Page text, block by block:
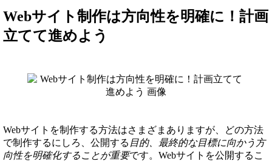
Webサイト制作は方向性を明確に！計画
立てて進めよう
Webサイトを制作する方法はさまざまありますが、どの方法
で制作するにしろ、公開する 目的、最終的な目標に向かう方
向性を明確化することが重要です。Webサイトを公開するこ